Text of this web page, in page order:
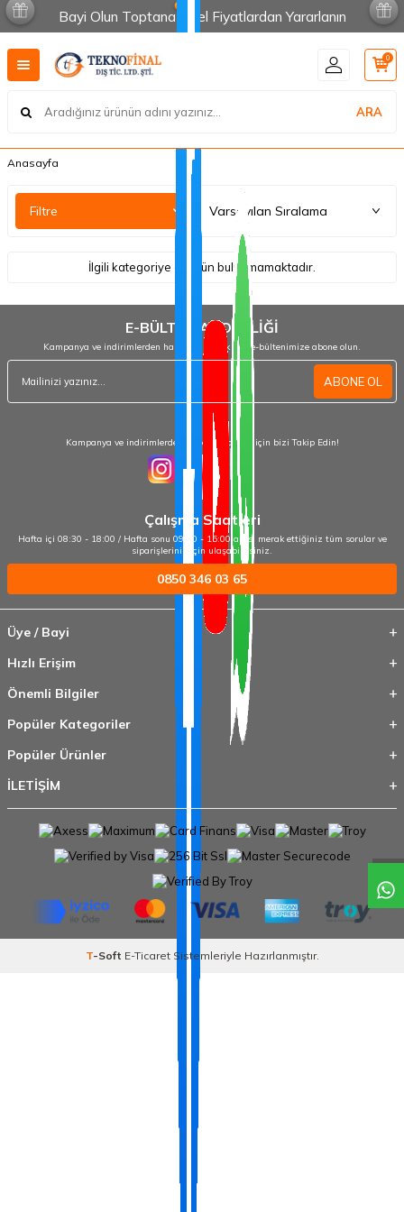
Bayi Olun Toptana Özel Fiyatlardan Yararlanın
ARA
0
Anasayfa
Filtre
İlgili kategoriye ait ürün bulunmamaktadır.
E-BÜLTEN ABONELİĞİ
Kampanya ve indirimlerden haberdar olmak için e-bültenimize abone olun.
ABONE OL
Kampanya ve indirimlerden haberdar olmak için bizi Takip Edin!
Çalışma Saatleri
Hafta içi 08:30 - 18:00 / Hafta sonu 09:00 - 15:00 arası merak ettiğiniz tüm sorular ve
siparişleriniz için ulaşabilirsiniz.
0850 346 03 65
Üye / Bayi
Hızlı Erişim
Önemli Bilgiler
Popüler Kategoriler
Popüler Ürünler
İLETİŞİM
T-Soft E-TicaretSistemleriyle Hazırlanmıştır.